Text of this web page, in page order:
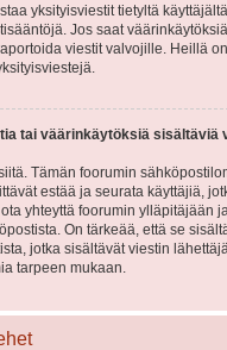
yksityisviestit tietyltä
Jos saat
viestit valvojille. Heillä
tai väärinkäytöksiä sisältäviä
Tämän foorumin
estää ja seurata käyttäjiä,
yhteyttä foorumin ylläpitäjään
On tärkeää, että se
jotka sisältävät viestin
tarpeen mukaan.